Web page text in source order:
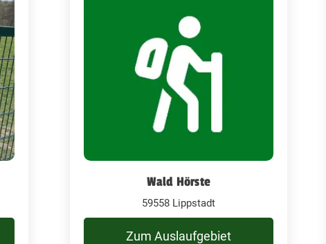
Wald Hörste
59558 Lippstadt
Zum Auslaufgebiet